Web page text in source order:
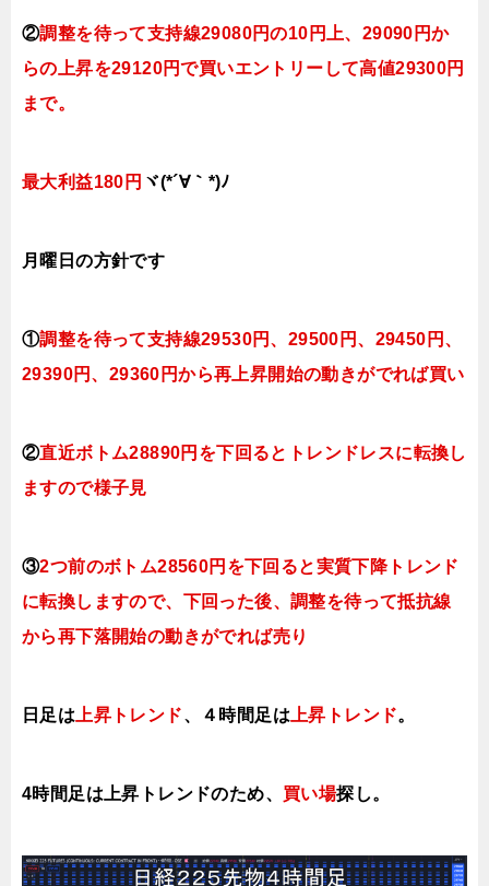
②調整を待って支持線29080円の10円上、29090円か
らの 上昇を29120円で買いエントリーして高値29300円
まで。
最大利益180円 ヾ(*´∀｀*)ﾉ
月曜日の方針です
①調整を待って支持線29530円、29500円、29450円、
29390円、29360円から再上昇開始の動きがでれば買い
②直近ボトム28890円を下回るとトレンドレスに転換し
ますので様子見
③2つ前のボトム28560円を下回ると実質下降トレンド
に転換しますので、下回った後、調整を待って抵抗線
から再下落開始の動きがでれば売り
日足は 上昇トレンド、４時間足は 上昇トレンド。
4時間足は上昇トレンドのため、 買い場探し。